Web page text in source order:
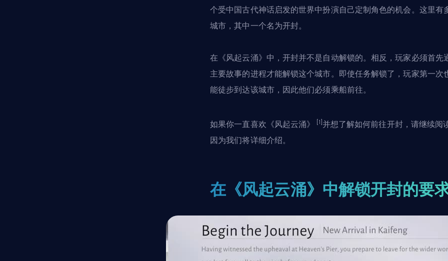
个受中国古代神话启发的世界中扮演自己定制角色的机会。这里有
城市，其中一个名为开封。
在《风起云涌》中，开封并不是自动解锁的。相反，玩家必须首先
主要故事的进程才能解锁这个城市。即使任务解锁了，玩家第一次
能徒步到达该城市，因此他们必须乘船前往。
如果你一直喜欢《风起云涌》 [1] 并想了解如何前往开封，请继续阅
因为我们将详细介绍。
在《风起云涌》中解锁开封的要